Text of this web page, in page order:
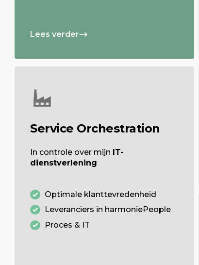
Lees verder
Service Orchestration
In controle over mijn IT-
dienstverlening
Optimale klanttevredenheid
Leveranciers in harmoniePeople
Proces & IT